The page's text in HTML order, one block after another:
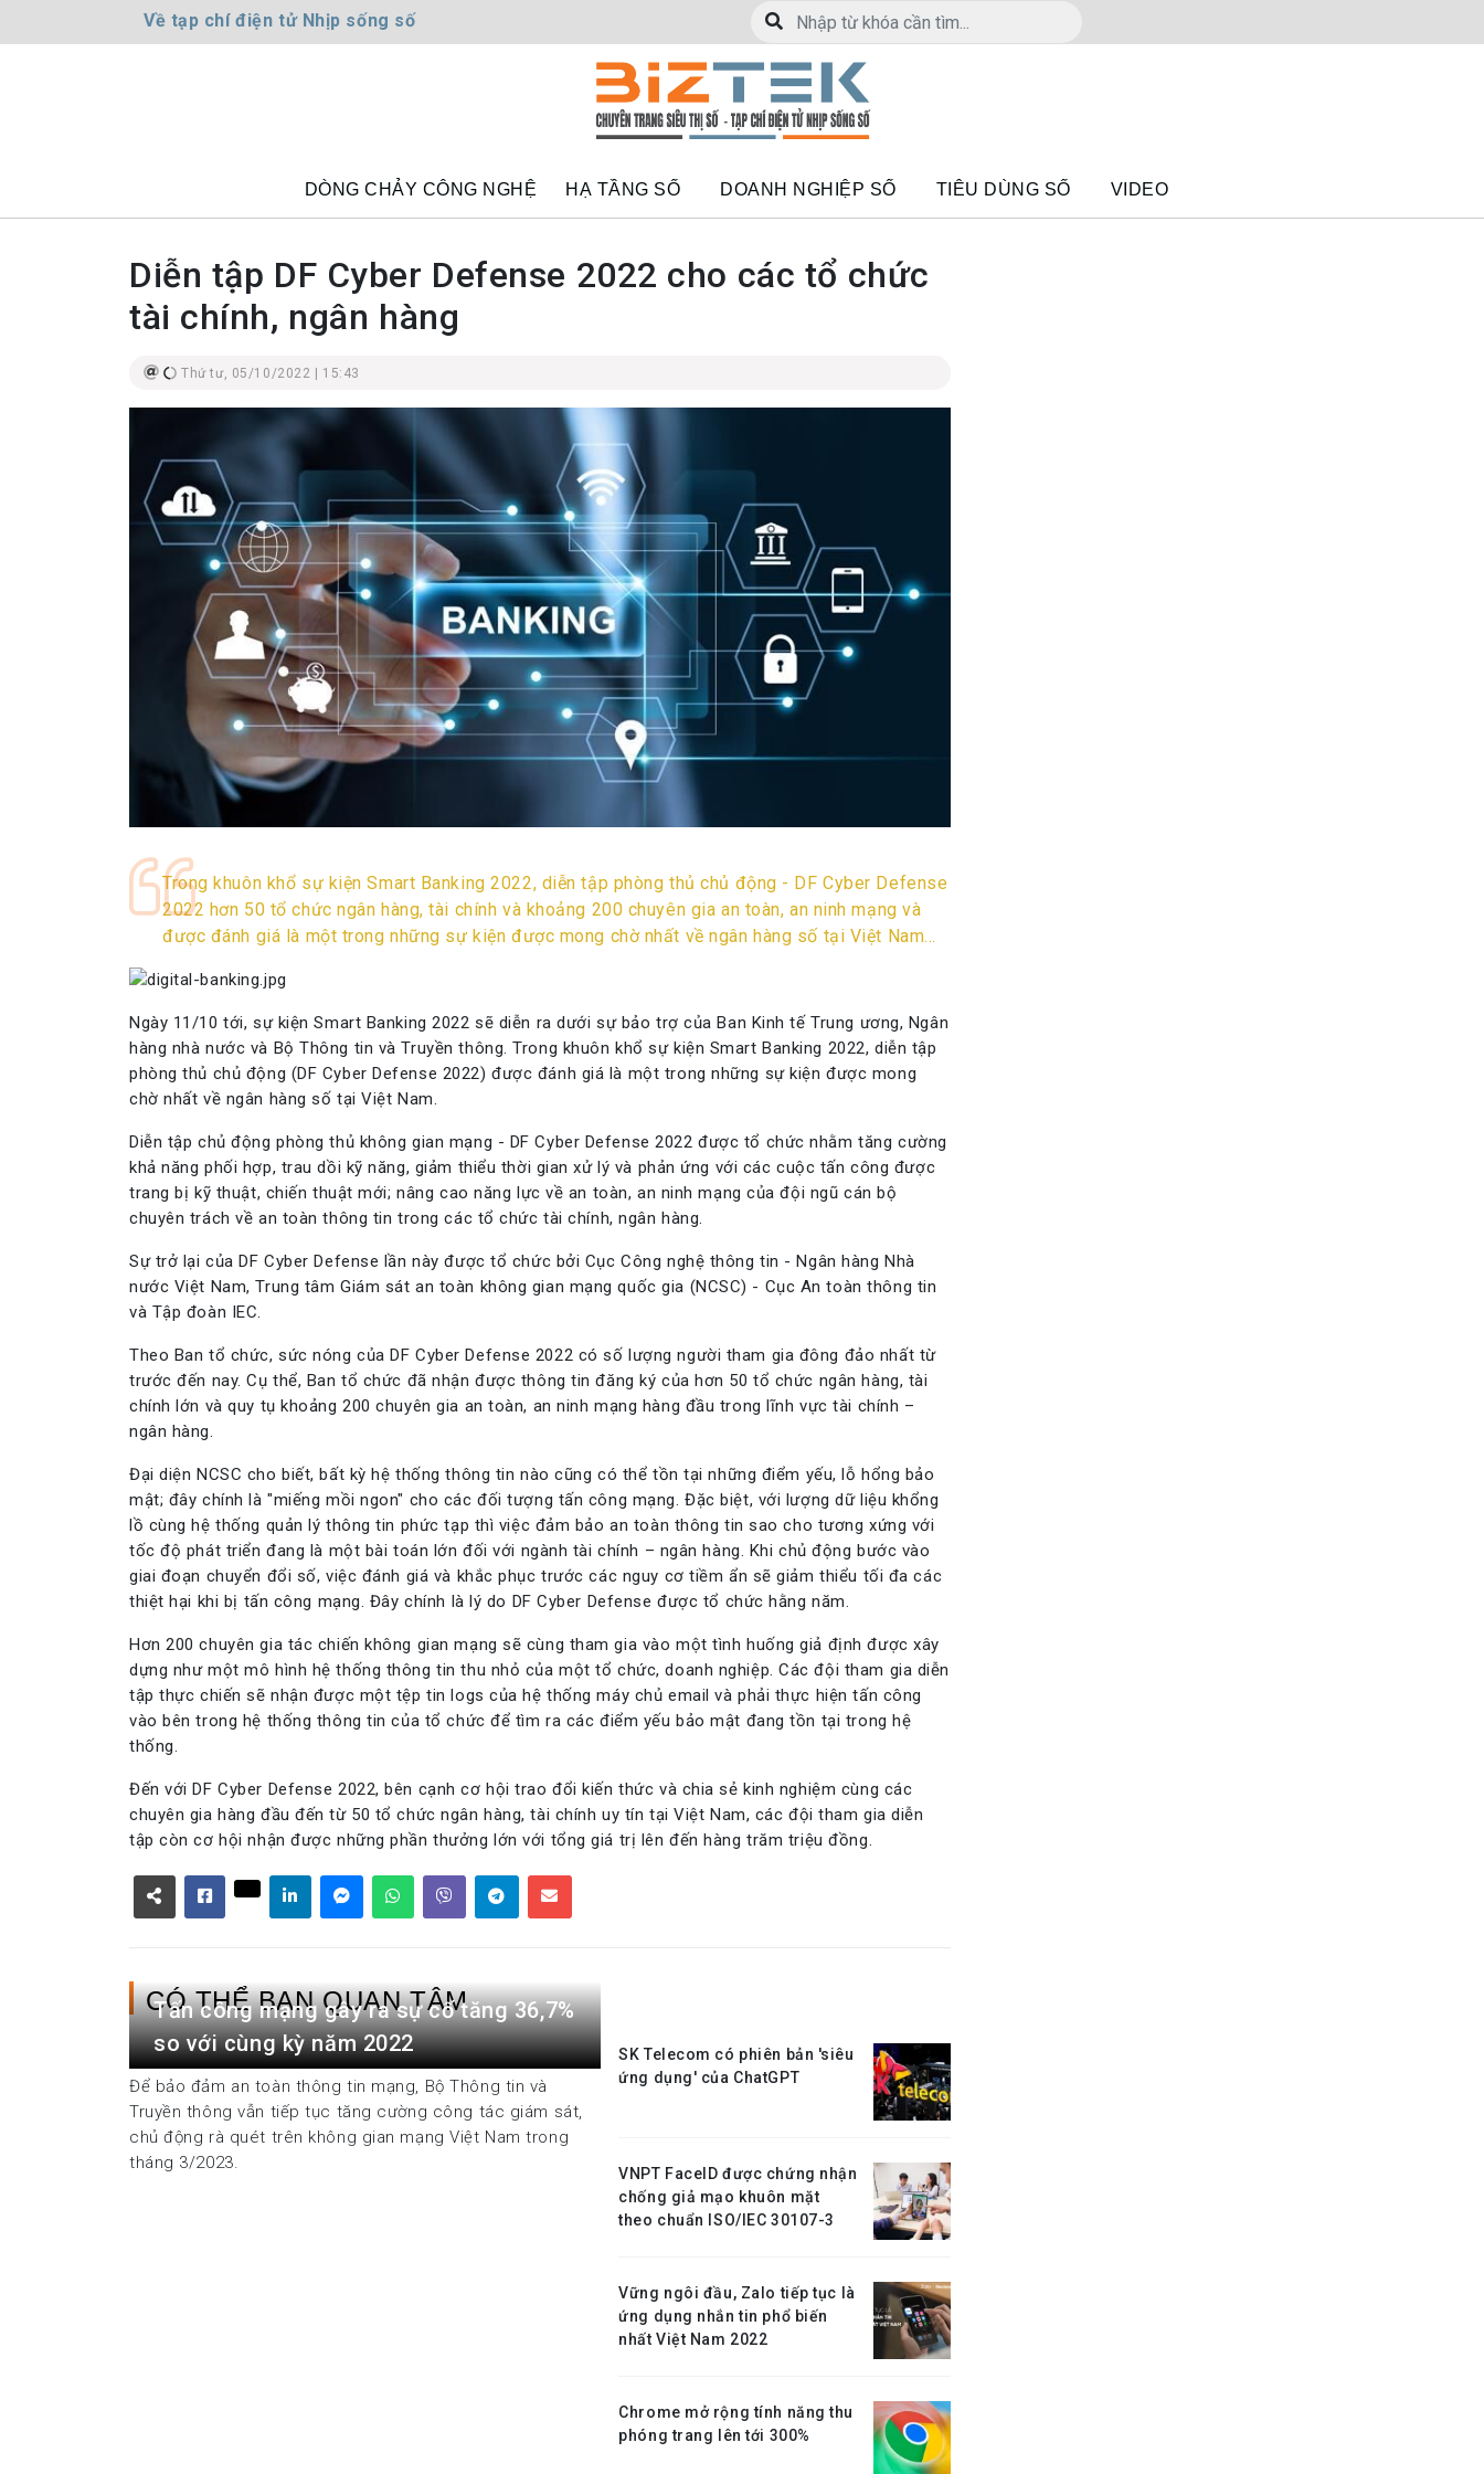
Về tạp chí điện tử Nhịp sống số
DÒNG CHẢY CÔNG NGHỆ HẠ TẦNG SỐ DOANH NGHIỆP SỐ TIÊU DÙNG SỐ VIDEO
Diễn tập DF Cyber Defense 2022 cho các tổ chức
tài chính, ngân hàng
Thứ tư, 05/10/2022 | 15:43
Trong khuôn khổ sự kiện Smart Banking 2022, diễn tập phòng thủ chủ động - DF Cyber Defense
2022 hơn 50 tổ chức ngân hàng, tài chính và khoảng 200 chuyên gia an toàn, an ninh mạng và
được đánh giá là một trong những sự kiện được mong chờ nhất về ngân hàng số tại Việt Nam...
Ngày 11/10 tới, sự kiện Smart Banking 2022 sẽ diễn ra dưới sự bảo trợ của Ban Kinh tế Trung ương, Ngân
hàng nhà nước và Bộ Thông tin và Truyền thông. Trong khuôn khổ sự kiện Smart Banking 2022, diễn tập
phòng thủ chủ động (DF Cyber Defense 2022) được đánh giá là một trong những sự kiện được mong
chờ nhất về ngân hàng số tại Việt Nam.
Diễn tập chủ động phòng thủ không gian mạng - DF Cyber Defense 2022 được tổ chức nhằm tăng cường
khả năng phối hợp, trau dồi kỹ năng, giảm thiểu thời gian xử lý và phản ứng với các cuộc tấn công được
trang bị kỹ thuật, chiến thuật mới; nâng cao năng lực về an toàn, an ninh mạng của đội ngũ cán bộ
chuyên trách về an toàn thông tin trong các tổ chức tài chính, ngân hàng.
Sự trở lại của DF Cyber Defense lần này được tổ chức bởi Cục Công nghệ thông tin - Ngân hàng Nhà
nước Việt Nam, Trung tâm Giám sát an toàn không gian mạng quốc gia (NCSC) - Cục An toàn thông tin
và Tập đoàn IEC.
Theo Ban tổ chức, sức nóng của DF Cyber Defense 2022 có số lượng người tham gia đông đảo nhất từ
trước đến nay. Cụ thể, Ban tổ chức đã nhận được thông tin đăng ký của hơn 50 tổ chức ngân hàng, tài
chính lớn và quy tụ khoảng 200 chuyên gia an toàn, an ninh mạng hàng đầu trong lĩnh vực tài chính –
ngân hàng.
Đại diện NCSC cho biết, bất kỳ hệ thống thông tin nào cũng có thể tồn tại những điểm yếu, lỗ hổng bảo
mật; đây chính là "miếng mồi ngon" cho các đối tượng tấn công mạng. Đặc biệt, với lượng dữ liệu khổng
lồ cùng hệ thống quản lý thông tin phức tạp thì việc đảm bảo an toàn thông tin sao cho tương xứng với
tốc độ phát triển đang là một bài toán lớn đối với ngành tài chính – ngân hàng. Khi chủ động bước vào
giai đoạn chuyển đổi số, việc đánh giá và khắc phục trước các nguy cơ tiềm ẩn sẽ giảm thiểu tối đa các
thiệt hại khi bị tấn công mạng. Đây chính là lý do DF Cyber Defense được tổ chức hằng năm.
Hơn 200 chuyên gia tác chiến không gian mạng sẽ cùng tham gia vào một tình huống giả định được xây
dựng như một mô hình hệ thống thông tin thu nhỏ của một tổ chức, doanh nghiệp. Các đội tham gia diễn
tập thực chiến sẽ nhận được một tệp tin logs của hệ thống máy chủ email và phải thực hiện tấn công
vào bên trong hệ thống thông tin của tổ chức để tìm ra các điểm yếu bảo mật đang tồn tại trong hệ
thống.
Đến với DF Cyber Defense 2022, bên cạnh cơ hội trao đổi kiến thức và chia sẻ kinh nghiệm cùng các
chuyên gia hàng đầu đến từ 50 tổ chức ngân hàng, tài chính uy tín tại Việt Nam, các đội tham gia diễn
tập còn cơ hội nhận được những phần thưởng lớn với tổng giá trị lên đến hàng trăm triệu đồng.
CÓ THỂ BẠN QUAN TÂM
Tấn công mạng gây ra sự cố tăng 36,7%
so với cùng kỳ năm 2022
Để bảo đảm an toàn thông tin mạng, Bộ Thông tin và
Truyền thông vẫn tiếp tục tăng cường công tác giám sát,
chủ động rà quét trên không gian mạng Việt Nam trong
tháng 3/2023.
SK Telecom có phiên bản 'siêu
ứng dụng' của ChatGPT
VNPT FaceID được chứng nhận
chống giả mạo khuôn mặt
theo chuẩn ISO/IEC 30107-3
Vững ngôi đầu, Zalo tiếp tục là
ứng dụng nhắn tin phổ biến
nhất Việt Nam 2022
Chrome mở rộng tính năng thu
phóng trang lên tới 300%